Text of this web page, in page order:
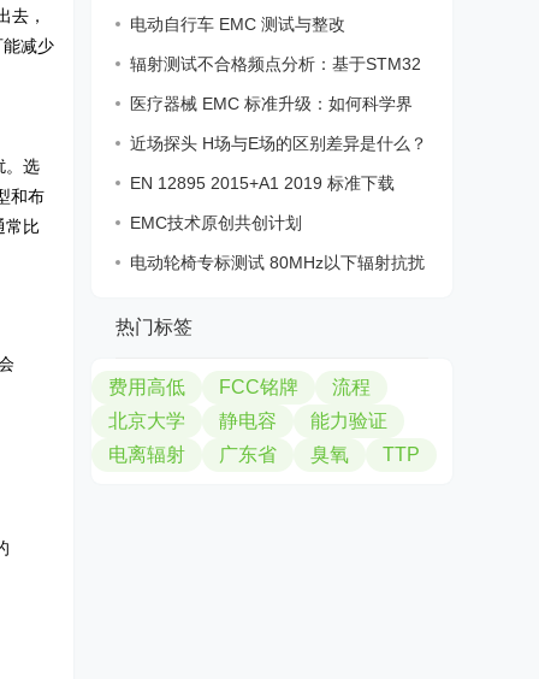
去，
减少
。选
和布
常比
计电动自行车 EMC 测试与整改
辐射测试不合格频点分析：基于STM32
F215时
医疗器械 EMC 标准升级：如何科学界
定“内
近场探头 H场与E场的区别差异是什么？
如何EN 12895 2015+A1 2019 标准下载
EMC技术原创共创计划
电动轮椅专标测试 80MHz以下辐射抗扰
热门标签
费用高低 FCC铭牌
流程
北京大学
静电容
能力验证
电离辐射
广东省 臭氧 TTP